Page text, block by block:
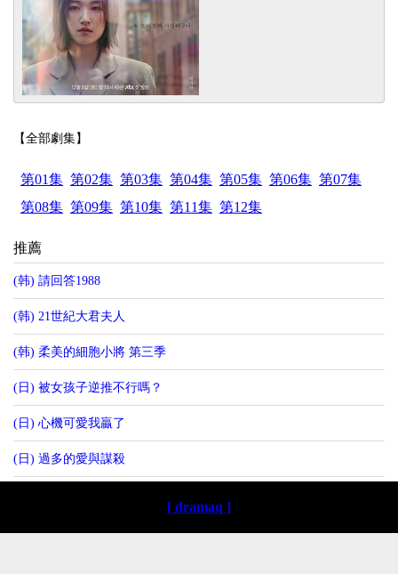
【全部劇集】
第01集 第02集 第03集 第04集 第05集 第06集 第07集
第08集 第09集 第10集 第11集 第12集
推薦
(韩) 請回答1988
(韩) 21世紀大君夫人
(韩) 柔美的細胞小將 第三季
(日) 被女孩子逆推不行嗎？
(日) 心機可愛我贏了
(日) 過多的愛與謀殺
[ dramaq ]